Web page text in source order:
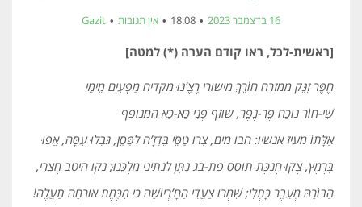
16 בדצמבר 2023 18:08 אין תגובות Gazit
[ראשית-לכל, ראו קודם הערה (*) למטה]
חֶפֶּר זִנֵּק ממזרח חוֹרֵךְ מישורי רֶצֶ’נוּ מקדיח מַפְעִים מֵימֵי
שִׁי-חוֹר נוכַח פֶּר-נֶפֶר, שוזף פְּנֵי כַּא-כַּא המנופף
אַלָּתוֹ מעיז אנשיו: הבו מים, צְרוּ טַסֵּי בֶּדְזָ’ה לפֶּסֶן, גִּבְלוּ עִסָּה, אֲפוּ
בָּרֶמֶץ, צְקוּ חֶנְכֶּת תוסס פת-בג נִתָּן לנתיני מַלְכֵּנוּ; נָקוּ היטב חֲצֵרִי,
הַבּוֹרָהּ מְעֵבֶר כָּתְלִי; שִׁמְרוּ צַעֲדֵי הַחָ’רְיוֹשָׁה כי מִכֶּמֶת אורחָה תַעֲלֶה!